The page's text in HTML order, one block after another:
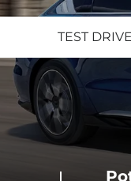
TEST DRIVE